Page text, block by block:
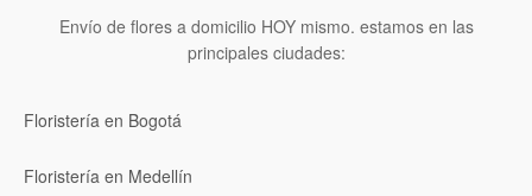
Envío de flores a domicilio HOY mismo. estamos en las
principales ciudades:
Floristería en Bogotá
Floristería en Medellín